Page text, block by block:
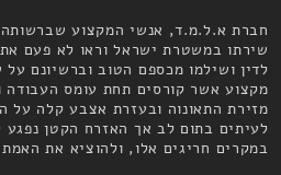
חברת א.ל.מ.ד, אנשי המקצוע שברשותה
שירתו במשטרת ישראל וראו לא פעם
לדין ושילמו מכספם הטוב וברשיונם
מקצוע אשר קורסים תחת עומס העבודה
מזירת התאונוה ובעזרת אצבע קלה על
לעיתים בתום לב אך האזרח הקטן נפגע
במקרים חריגים אלו, ולהוציא את